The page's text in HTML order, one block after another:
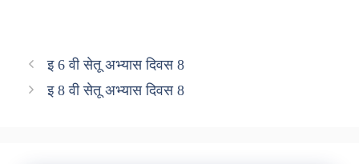
इ 6 वी सेतू अभ्यास दिवस 8
इ 8 वी सेतू अभ्यास दिवस 8